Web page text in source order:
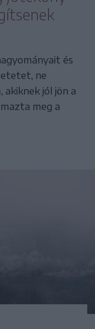
és
ne
akiknek jól jön a
meg a